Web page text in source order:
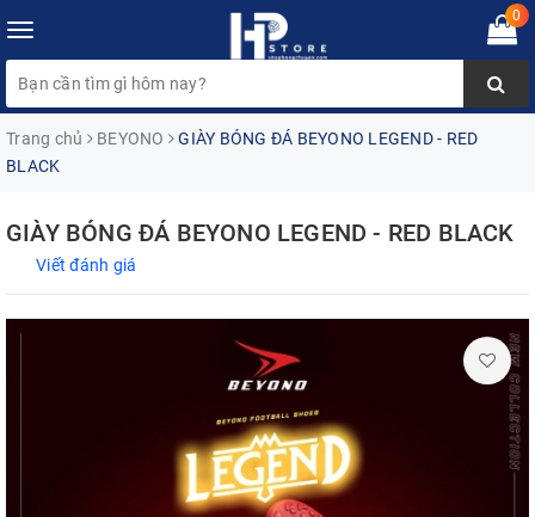
Toggle
navigation
0
Trang chủ BEYONO
GIÀY BÓNG ĐÁ BEYONO LEGEND - RED
BLACK
GIÀY BÓNG ĐÁ BEYONO LEGEND - RED BLACK
Viết đánh giá